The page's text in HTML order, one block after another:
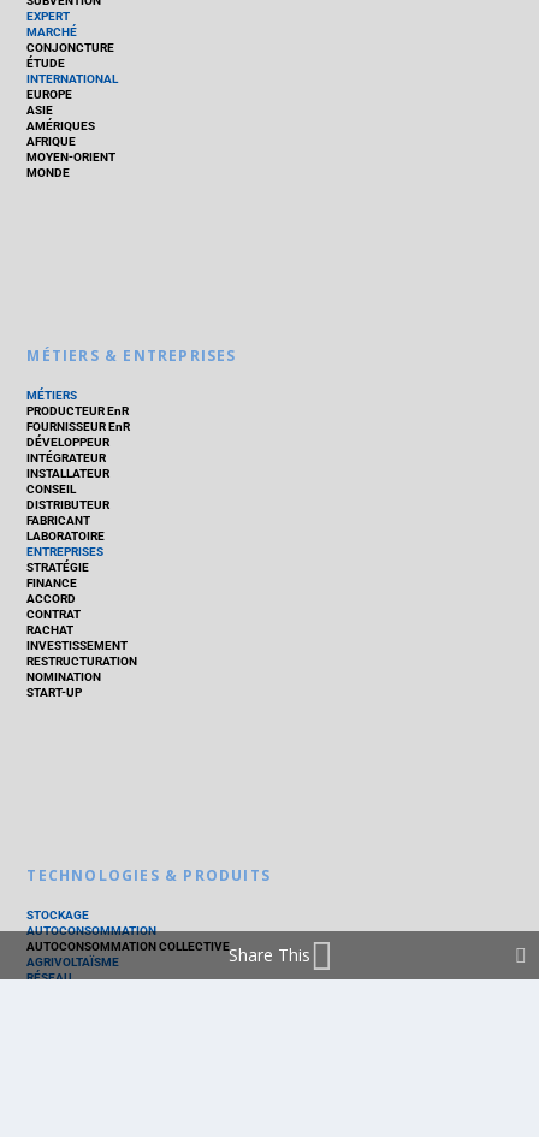
EXPERT
MARCHÉ
CONJONCTURE
ÉTUDE
INTERNATIONAL
EUROPE
ASIE
AMÉRIQUES
AFRIQUE
MOYEN-ORIENT
MONDE
MÉTIERS & ENTREPRISES
MÉTIERS
PRODUCTEUR EnR
FOURNISSEUR EnR
DÉVELOPPEUR
INTÉGRATEUR
INSTALLATEUR
CONSEIL
DISTRIBUTEUR
FABRICANT
LABORATOIRE
ENTREPRISES
STRATÉGIE
FINANCE
ACCORD
CONTRAT
RACHAT
INVESTISSEMENT
RESTRUCTURATION
NOMINATION
START-UP
TECHNOLOGIES & PRODUITS
STOCKAGE
AUTOCONSOMMATION
AUTOCONSOMMATION COLLECTIVE
AGRIVOLTAÏSME
RÉSEAU
Share This